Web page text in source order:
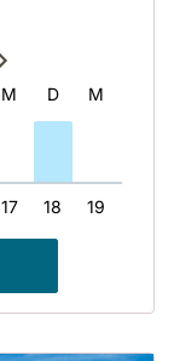
M
17
D
18
M
19